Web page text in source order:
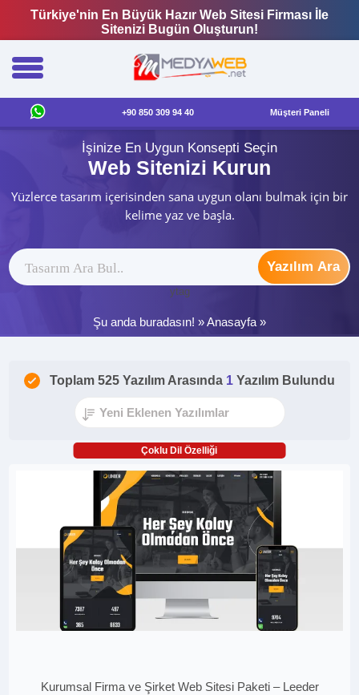
Türkiye'nin En Büyük Hazır Web Sitesi Firması İle
Sitenizi Bugün Oluşturun!
+90 850 309 94 40 Müşteri Paneli
İşinize En Uygun Konsepti Seçin
Web Sitenizi Kurun
Yüzlerce tasarım içerisinden sana uygun olanı bulmak için bir
kelime yaz ve başla.
Yazılım Ara
ytag
Şu anda buradasın! »Anasayfa »
Toplam 525 Yazılım Arasında 1 Yazılım Bulundu
Çoklu Dil Özelliği
Kurumsal Firma ve Şirket Web Sitesi Paketi – Leeder